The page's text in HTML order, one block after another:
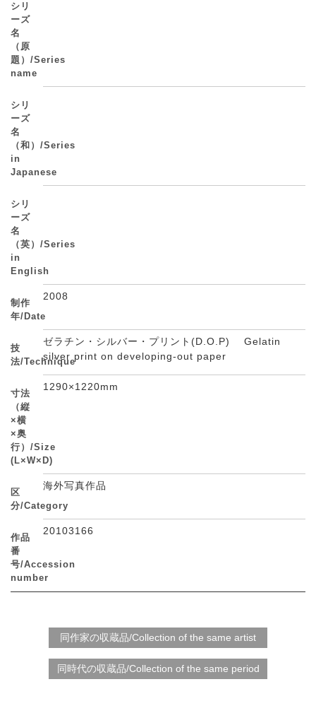
シリ
ーズ
名
（原
題）/Series
name
シリ
ーズ
名
（和）/Series
in
Japanese
シリ
ーズ
名
（英）/Series
in
English
制作
年/Date
2008
技
法/Technique
ゼラチン・シルバー・プリント(D.O.P) Gelatin
silver print on developing-out paper
寸法
（縦
×横
×奥
行）/Size
(L×W×D)
1290×1220mm
区
分/Category
海外写真作品
作品
番
号/Accession
number
20103166